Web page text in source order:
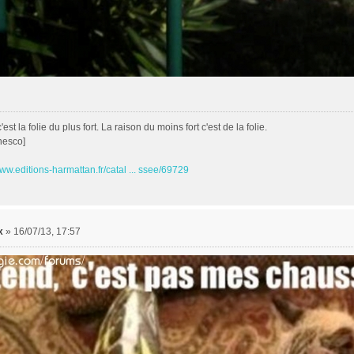
la folie du plus fort. La raison du moins fort c'est de la folie.
harmattan.fr/catal ... ssee/69729
» 16/07/13, 17:57